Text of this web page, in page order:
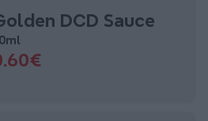
DCD Sauce